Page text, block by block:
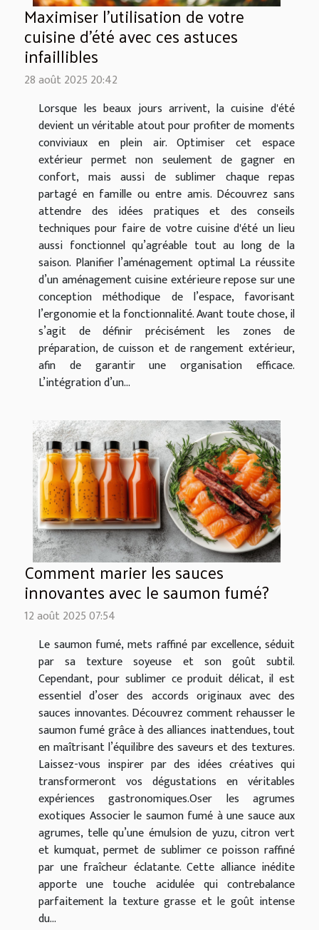
Maximiser l'utilisation de votre
cuisine d'été avec ces astuces
infaillibles
28 août 2025 20:42
Lorsque les beaux jours arrivent, la cuisine d'été
devient un véritable atout pour profiter de moments
conviviaux en plein air. Optimiser cet espace
extérieur permet non seulement de gagner en
confort, mais aussi de sublimer chaque repas
partagé en famille ou entre amis. Découvrez sans
attendre des idées pratiques et des conseils
techniques pour faire de votre cuisine d'été un lieu
aussi fonctionnel qu’agréable tout au long de la
saison. Planifier l’aménagement optimal La réussite
d’un aménagement cuisine extérieure repose sur une
conception méthodique de l’espace, favorisant
l’ergonomie et la fonctionnalité. Avant toute chose, il
s’agit de définir précisément les zones de
préparation, de cuisson et de rangement extérieur,
afin de garantir une organisation efficace.
L’intégration d’un...
Comment marier les sauces
innovantes avec le saumon fumé?
12 août 2025 07:54
Le saumon fumé, mets raffiné par excellence, séduit
par sa texture soyeuse et son goût subtil.
Cependant, pour sublimer ce produit délicat, il est
essentiel d’oser des accords originaux avec des
sauces innovantes. Découvrez comment rehausser le
saumon fumé grâce à des alliances inattendues, tout
en maîtrisant l’équilibre des saveurs et des textures.
Laissez-vous inspirer par des idées créatives qui
transformeront vos dégustations en véritables
expériences gastronomiques.Oser les agrumes
exotiques Associer le saumon fumé à une sauce aux
agrumes, telle qu’une émulsion de yuzu, citron vert
et kumquat, permet de sublimer ce poisson raffiné
par une fraîcheur éclatante. Cette alliance inédite
apporte une touche acidulée qui contrebalance
parfaitement la texture grasse et le goût intense
du...